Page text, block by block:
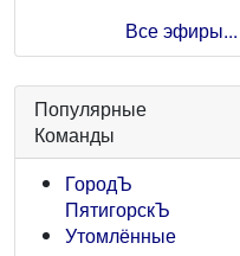
Все эфиры...
Популярные
Команды
ГородЪ
ПятигорскЪ
Утомлённые